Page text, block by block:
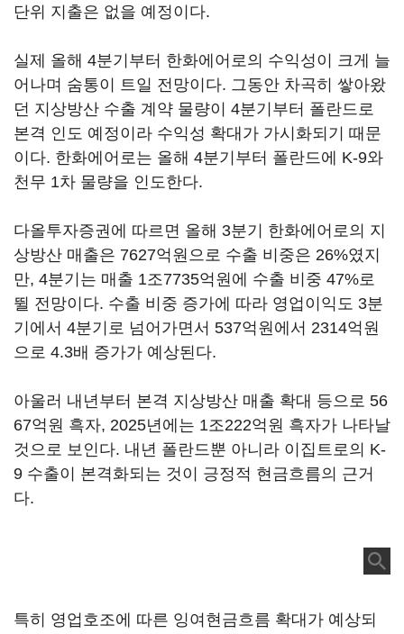
단위 지출은 없을 예정이다.
실제 올해 4분기부터 한화에어로의 수익성이 크게 늘
어나며 숨통이 트일 전망이다. 그동안 차곡히 쌓아왔
던 지상방산 수출 계약 물량이 4분기부터 폴란드로
본격 인도 예정이라 수익성 확대가 가시화되기 때문
이다. 한화에어로는 올해 4분기부터 폴란드에 K-9와
천무 1차 물량을 인도한다.
다올투자증권에 따르면 올해 3분기 한화에어로의 지
상방산 매출은 7627억원으로 수출 비중은 26%였지
만, 4분기는 매출 1조7735억원에 수출 비중 47%로
뛸 전망이다. 수출 비중 증가에 따라 영업이익도 3분
기에서 4분기로 넘어가면서 537억원에서 2314억원
으로 4.3배 증가가 예상된다.
아울러 내년부터 본격 지상방산 매출 확대 등으로 56
67억원 흑자, 2025년에는 1조222억원 흑자가 나타날
것으로 보인다. 내년 폴란드뿐 아니라 이집트로의 K-
9 수출이 본격화되는 것이 긍정적 현금흐름의 근거
다.
특히 영업호조에 따른 잉여현금흐름 확대가 예상되